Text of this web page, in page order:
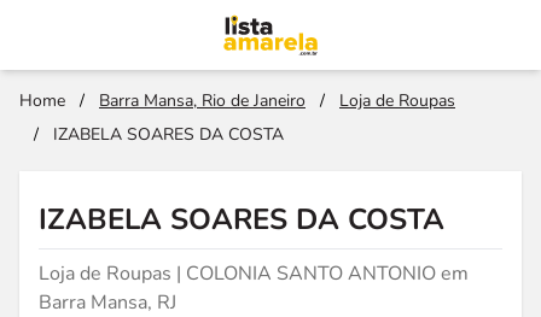
Home / Barra Mansa, Rio de Janeiro /
Loja de Roupas
/
IZABELA SOARES DA COSTA
IZABELA SOARES DA COSTA
Loja de Roupas | COLONIA SANTO ANTONIO em
Barra Mansa, RJ